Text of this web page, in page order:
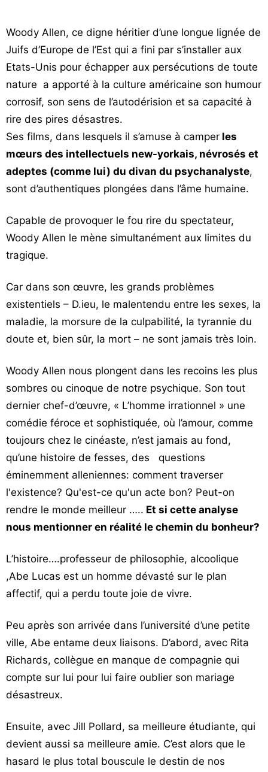
Woody Allen, ce digne héritier d’une longue lignée de
Juifs d’Europe de l’Est qui a fini par s’installer aux
Etats-Unis pour échapper aux persécutions de toute
nature a apporté à la culture américaine son humour
corrosif, son sens de l’autodérision et sa capacité à
rire des pires désastres.
Ses films, dans lesquels il s’amuse à camper les
mœurs des intellectuels new-yorkais, névrosés et
adeptes (comme lui) du divan du psychanalyste,
sont d’authentiques plongées dans l’âme humaine.
Capable de provoquer le fou rire du spectateur,
Woody Allen le mène simultanément aux limites du
tragique.
Car dans son œuvre, les grands problèmes
existentiels – D.ieu, le malentendu entre les sexes, la
maladie, la morsure de la culpabilité, la tyrannie du
doute et, bien sûr, la mort – ne sont jamais très loin.
Woody Allen nous plongent dans les recoins les plus
sombres ou cinoque de notre psychique. Son tout
dernier chef-d’œuvre, « L’homme irrationnel » une
comédie féroce et sophistiquée, où l’amour, comme
toujours chez le cinéaste, n’est jamais au fond,
qu’une histoire de fesses, des questions
éminemment alleniennes: comment traverser
l'existence? Qu'est-ce qu'un acte bon? Peut-on
rendre le monde meilleur ….. Et si cette analyse
nous mentionner en réalité le chemin du bonheur?
L’histoire….professeur de philosophie, alcoolique
,Abe Lucas est un homme dévasté sur le plan
affectif, qui a perdu toute joie de vivre.
Peu après son arrivée dans l’université d’une petite
ville, Abe entame deux liaisons. D’abord, avec Rita
Richards, collègue en manque de compagnie qui
compte sur lui pour lui faire oublier son mariage
désastreux.
Ensuite, avec Jill Pollard, sa meilleure étudiante, qui
devient aussi sa meilleure amie. C’est alors que le
hasard le plus total bouscule le destin de nos